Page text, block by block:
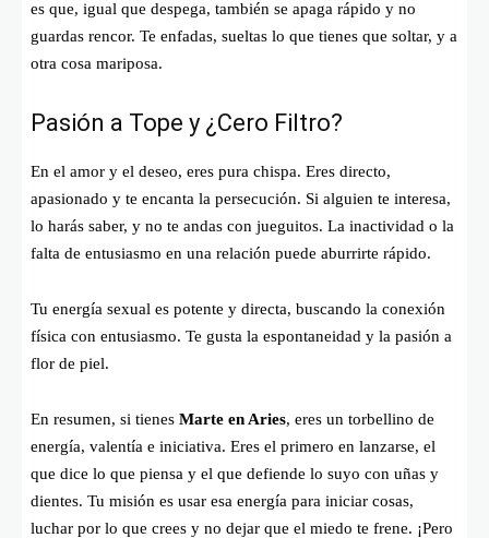
es que, igual que despega, también se apaga rápido y no
guardas rencor. Te enfadas, sueltas lo que tienes que soltar, y a
otra cosa mariposa.
Pasión a Tope y ¿Cero Filtro?
En el amor y el deseo, eres pura chispa. Eres directo,
apasionado y te encanta la persecución. Si alguien te interesa,
lo harás saber, y no te andas con jueguitos. La inactividad o la
falta de entusiasmo en una relación puede aburrirte rápido.
Tu energía sexual es potente y directa, buscando la conexión
física con entusiasmo. Te gusta la espontaneidad y la pasión a
flor de piel.
En resumen, si tienes Marte en Aries, eres un torbellino de
energía, valentía e iniciativa. Eres el primero en lanzarse, el
que dice lo que piensa y el que defiende lo suyo con uñas y
dientes. Tu misión es usar esa energía para iniciar cosas,
luchar por lo que crees y no dejar que el miedo te frene. ¡Pero